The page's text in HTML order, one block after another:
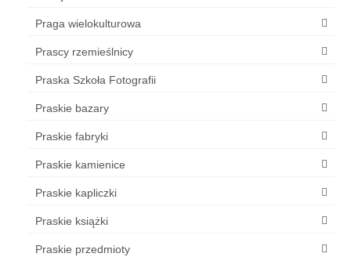
Praga wielokulturowa
Prascy rzemieślnicy
Praska Szkoła Fotografii
Praskie bazary
Praskie fabryki
Praskie kamienice
Praskie kapliczki
Praskie książki
Praskie przedmioty